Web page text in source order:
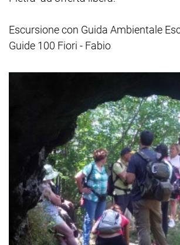
Escursione con Guida Ambientale
Guide 100 Fiori - Fabio